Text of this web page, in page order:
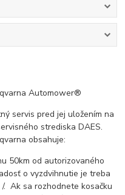
Automower®
servis pred jej uložením na
strediska DAES.
obsahuje:
50km od autorizovaného
o vyzdvihnutie je treba
. Ak sa rozhodnete kosačku